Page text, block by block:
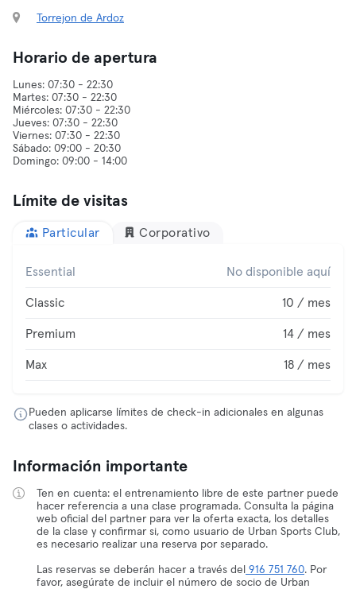
Torrejon de Ardoz
Horario de apertura
Lunes: 07:30 - 22:30
Martes: 07:30 - 22:30
Miércoles: 07:30 - 22:30
Jueves: 07:30 - 22:30
Viernes: 07:30 - 22:30
Sábado: 09:00 - 20:30
Límite de visitas
Particular Corporativo
Essential No disponible aquí
Classic 10 / mes
Premium 14 / mes
Max 18 / mes
Pueden aplicarse límites de check-in adicionales en algunas
clases o actividades.
Información importante
Ten en cuenta: el entrenamiento libre de este partner puede
hacer referencia a una clase programada. Consulta la página
web oficial del partner para ver la oferta exacta, los detalles
de la clase y confirmar si, como usuario de Urban Sports Club,
es necesario realizar una reserva por separado.
Las reservas se deberán hacer a través del 916 751 760. Por
favor, asegúrate de incluir el número de socio de Urban